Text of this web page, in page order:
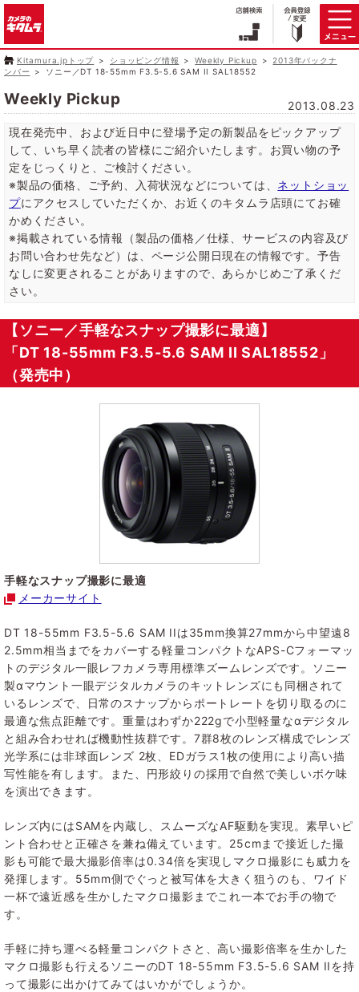
Kitamura.jpトップ ショッピング情報 Weekly Pickup
2013年バックナ
ンバー
ソニー／DT 18-55mm F3.5-5.6 SAM II SAL18552
Weekly Pickup
2013.08.23
現在発売中、および近日中に登場予定の新製品をピックアップ
して、いち早く読者の皆様にご紹介いたします。お買い物の予
定をじっくりと、ご検討ください。
※製品の価格、ご予約、入荷状況などについては、 ネットショッ
プにアクセスしていただくか、お近くのキタムラ店頭にてお確
かめください。
※掲載されている情報（製品の価格／仕様、サービスの内容及び
お問い合わせ先など）は、ページ公開日現在の情報です。予告
なしに変更されることがありますので、あらかじめご了承くだ
さい。
【ソニー／手軽なスナップ撮影に最適】
「DT 18-55mm F3.5-5.6 SAM II SAL18552」
（発売中）
手軽なスナップ撮影に最適
メーカーサイト
DT 18-55mm F3.5-5.6 SAM IIは35mm換算27mmから中望遠8
2.5mm相当までをカバーする軽量コンパクトなAPS-Cフォーマッ
トのデジタル一眼レフカメラ専用標準ズームレンズです。ソニー
製αマウント一眼デジタルカメラのキットレンズにも同梱されて
いるレンズで、日常のスナップからポートレートを切り取るのに
最適な焦点距離です。重量はわずか222gで小型軽量なαデジタル
と組み合わせれば機動性抜群です。7群8枚のレンズ構成でレンズ
光学系には非球面レンズ 2枚、EDガラス1枚の使用により高い描
写性能を有します。また、円形絞りの採用で自然で美しいボケ味
を演出できます。
レンズ内にはSAMを内蔵し、スムーズなAF駆動を実現。素早いピ
ント合わせと正確さを兼ね備えています。25cmまで接近した撮
影も可能で最大撮影倍率は0.34倍を実現しマクロ撮影にも威力を
発揮します。55mm側でぐっと被写体を大きく狙うのも、ワイド
一杯で遠近感を生かしたマクロ撮影までこれ一本でお手の物で
す。
手軽に持ち運べる軽量コンパクトさと、高い撮影倍率を生かした
マクロ撮影も行えるソニーのDT 18-55mm F3.5-5.6 SAM IIを持
って撮影に出かけてみてはいかがでしょうか。